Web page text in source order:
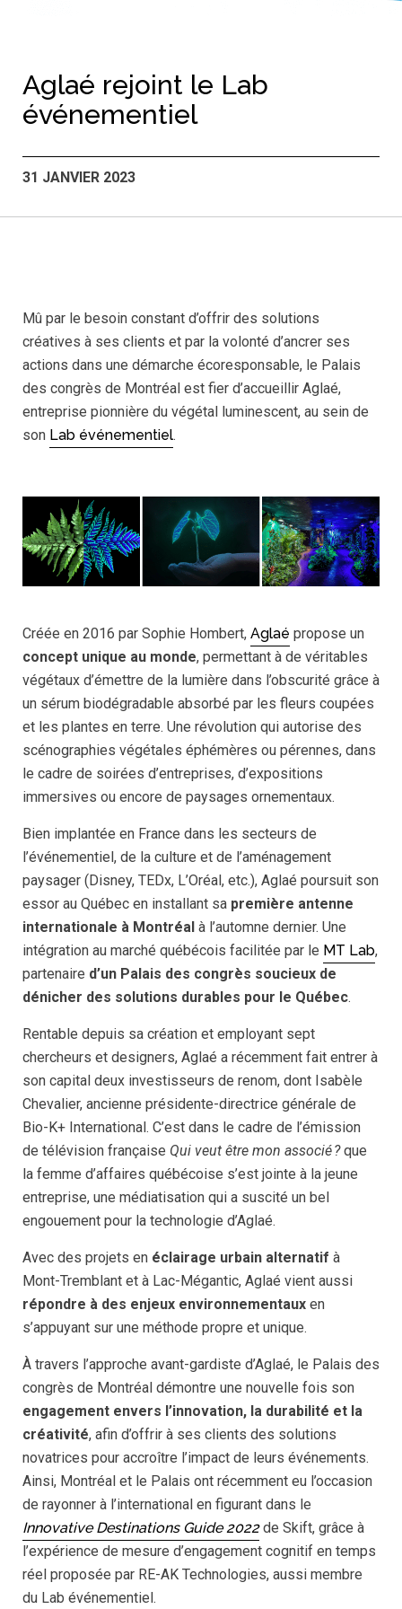
Aglaé rejoint le Lab
événementiel
31 JANVIER 2023
Mû par le besoin constant d’offrir des solutions
créatives à ses clients et par la volonté d’ancrer ses
actions dans une démarche écoresponsable, le Palais
des congrès de Montréal est fier d’accueillir Aglaé,
entreprise pionnière du végétal luminescent, au sein de
son Lab événementiel.
Créée en 2016 par Sophie Hombert, Aglaé propose un
concept unique au monde, permettant à de véritables
végétaux d’émettre de la lumière dans l’obscurité grâce à
un sérum biodégradable absorbé par les fleurs coupées
et les plantes en terre. Une révolution qui autorise des
scénographies végétales éphémères ou pérennes, dans
le cadre de soirées d’entreprises, d’expositions
immersives ou encore de paysages ornementaux.
Bien implantée en France dans les secteurs de
l’événementiel, de la culture et de l’aménagement
paysager (Disney, TEDx, L’Oréal, etc.), Aglaé poursuit son
essor au Québec en installant sa première antenne
internationale à Montréal à l’automne dernier. Une
intégration au marché québécois facilitée par le MT Lab,
partenaire d’un Palais des congrès soucieux de
dénicher des solutions durables pour le Québec.
Rentable depuis sa création et employant sept
chercheurs et designers, Aglaé a récemment fait entrer à
son capital deux investisseurs de renom, dont Isabèle
Chevalier, ancienne présidente-directrice générale de
Bio-K+ International. C’est dans le cadre de l’émission
de télévision française Qui veut être mon associé ?que
la femme d’affaires québécoise s’est jointe à la jeune
entreprise, une médiatisation qui a suscité un bel
engouement pour la technologie d’Aglaé.
Avec des projets en éclairage urbain alternatif à
Mont-Tremblant et à Lac-Mégantic, Aglaé vient aussi
répondre à des enjeux environnementaux en
s’appuyant sur une méthode propre et unique.
À travers l’approche avant-gardiste d’Aglaé, le Palais des
congrès de Montréal démontre une nouvelle fois son
engagement envers l’innovation, la durabilité et la
créativité, afin d’offrir à ses clients des solutions
novatrices pour accroître l’impact de leurs événements.
Ainsi, Montréal et le Palais ont récemment eu l’occasion
de rayonner à l’international en figurant dans le
Innovative Destinations Guide 2022de Skift, grâce à
l’expérience de mesure d’engagement cognitif en temps
réel proposée par RE-AK Technologies, aussi membre
du Lab événementiel.